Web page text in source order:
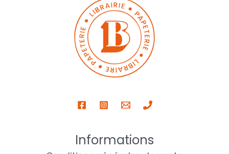
Informations